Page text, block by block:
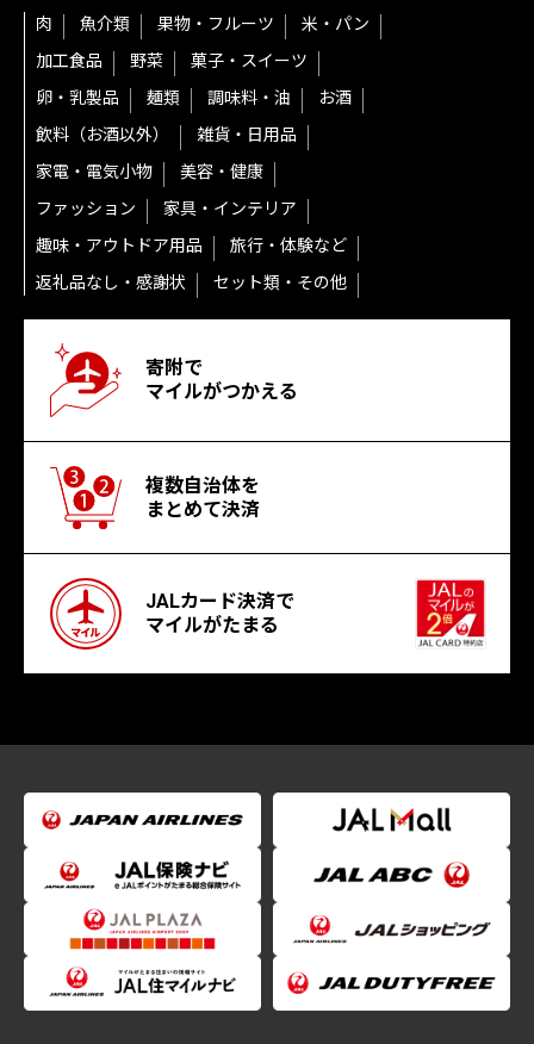
肉 魚介類 果物・フルーツ
米・パン
加工食品
野菜
菓子・スイーツ
卵・乳製品
麺類 調味料・油
お酒
飲料（お酒以外）
雑貨・日用品
家電・電気小物
美容・健康
ファッション
家具・インテリア
趣味・アウトドア用品
旅行・体験など
返礼品なし・感謝状
セット類・その他
寄附で
マイルがつかえる
複数自治体を
まとめて決済
JALカード決済で
マイルがたまる